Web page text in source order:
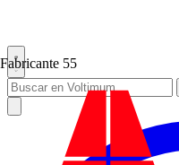
Fabricante 55